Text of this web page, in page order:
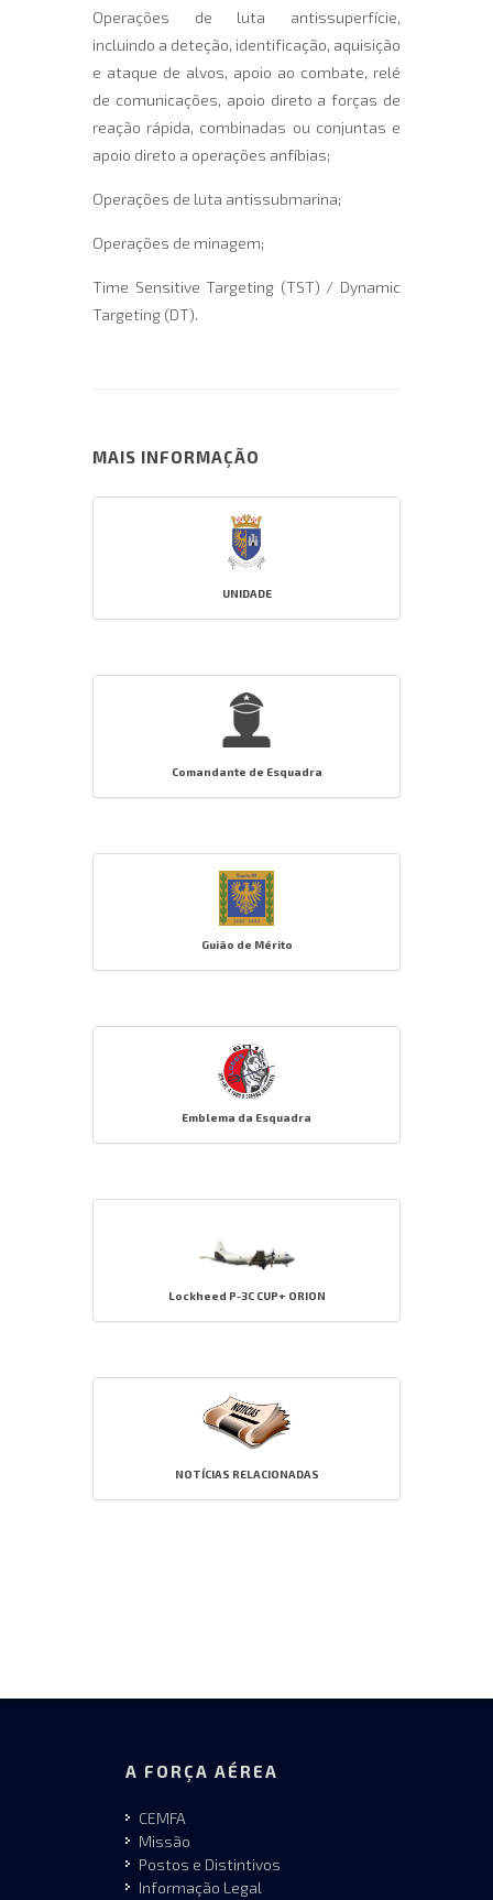
Operações de luta antissuperfície,
incluindo a deteção, identificação, aquisição
e ataque de alvos, apoio ao combate, relé
de comunicações, apoio direto a forças de
reação rápida, combinadas ou conjuntas e
apoio direto a operações anfíbias;
Operações de luta antissubmarina;
Operações de minagem;
Time Sensitive Targeting (TST) / Dynamic
Targeting (DT).
MAIS INFORMAÇÃO
UNIDADE
Comandante de Esquadra
Guião de Mérito
Emblema da Esquadra
Lockheed P-3C CUP+ ORION
NOTÍCIAS RELACIONADAS
A FORÇA AÉREA
CEMFA
Missão
Postos e Distintivos
Informação Legal